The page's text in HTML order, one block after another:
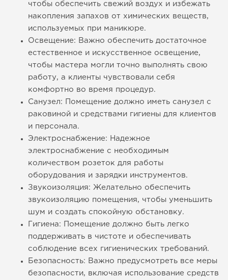
чтобы обеспечить свежий воздух и избежать
накопления запахов от химических веществ,
используемых при маникюре.
Освещение: Важно обеспечить достаточное
естественное и искусственное освещение,
чтобы мастера могли точно выполнять свою
работу, а клиенты чувствовали себя
комфортно во время процедур.
Санузел: Помещение должно иметь санузел с
раковиной и средствами гигиены для клиентов
и персонала.
Электроснабжение: Надежное
электроснабжение с необходимым
количеством розеток для работы
оборудования и зарядки инструментов.
Звукоизоляция: Желательно обеспечить
звукоизоляцию помещения, чтобы уменьшить
шум и создать спокойную обстановку.
Гигиена: Помещение должно быть легко
поддерживать в чистоте и обеспечивать
соблюдение всех гигиенических требований.
Безопасность: Важно предусмотреть все меры
безопасности, включая использование средств